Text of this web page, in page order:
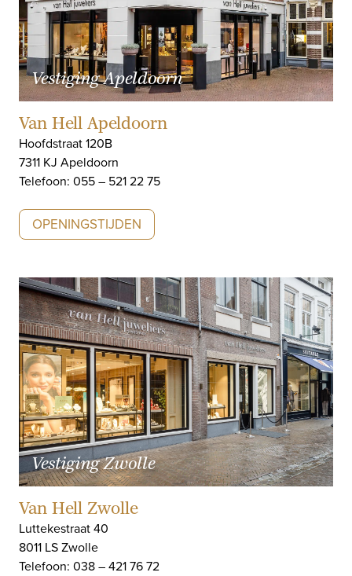
Vestiging Apeldoorn
Van Hell Apeldoorn
Hoofdstraat 120B
7311 KJ Apeldoorn
Telefoon: 055 – 521 22 75
OPENINGSTIJDEN
Vestiging Zwolle
Van Hell Zwolle
Luttekestraat 40
8011 LS Zwolle
Telefoon: 038 – 421 76 72